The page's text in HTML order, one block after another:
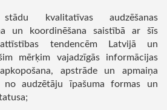
kvalitatīvas audzēšanas
un koordinēšana saistībā ar šīs
tendencēm Latvijā un
mērķim vajadzīgās informācijas
apstrāde un apmaiņa
no audzētāju īpašuma formas un